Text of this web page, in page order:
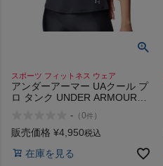
ベースボールマリオ（野球商品）
ご利用ガイド
スポーツ フィットネス ウェア
アンダーアーマー UAクール プ
ロ タンク UNDER ARMOUR
- （0件 ）
販売価格 ¥4,950税込
在庫を見る